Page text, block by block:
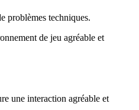
problèmes techniques.
de jeu agréable et
une interaction agréable et